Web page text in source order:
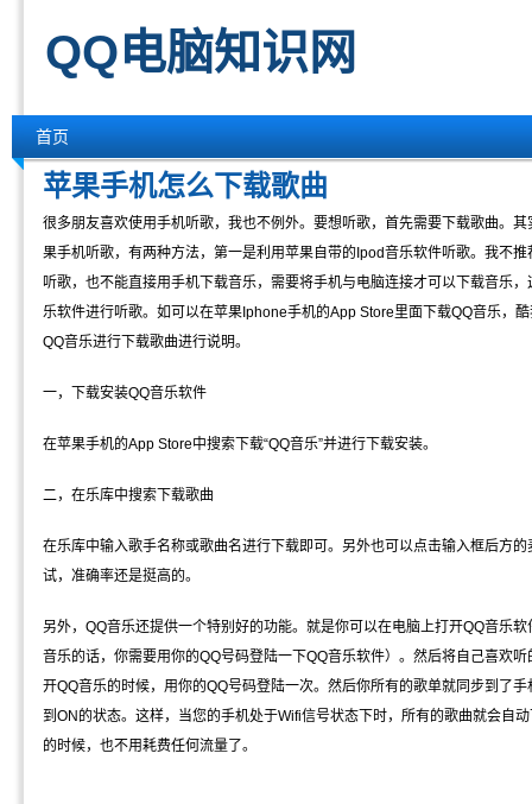
QQ电脑知识网
首页
苹果手机怎么下载歌曲
很多朋友喜欢使用手机听歌，我也不例外。要想听歌，首先需要下载歌曲。
果手机听歌，有两种方法，第一是利用苹果自带的Ipod音乐软件听歌。我不
听歌，也不能直接用手机下载音乐，需要将手机与电脑连接才可以下载音乐
乐软件进行听歌。如可以在苹果Iphone手机的App Store里面下载QQ音乐，
QQ音乐进行下载歌曲进行说明。
一，下载安装QQ音乐软件
在苹果手机的App Store中搜索下载“QQ音乐”并进行下载安装。
二，在乐库中搜索下载歌曲
在乐库中输入歌手名称或歌曲名进行下载即可。另外也可以点击输入框后方
试，准确率还是挺高的。
另外，QQ音乐还提供一个特别好的功能。就是你可以在电脑上打开QQ音乐
音乐的话，你需要用你的QQ号码登陆一下QQ音乐软件）。然后将自己喜欢
开QQ音乐的时候，用你的QQ号码登陆一次。然后你所有的歌单就同步到了
到ON的状态。这样，当您的手机处于Wifi信号状态下时，所有的歌曲就会自
的时候，也不用耗费任何流量了。